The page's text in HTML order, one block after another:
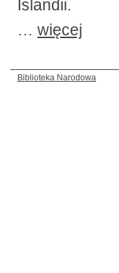
Islandii.
… więcej
Biblioteka Narodowa